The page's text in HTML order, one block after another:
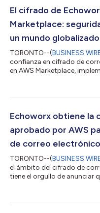
El cifrado de
Marketplace:
un mundo globalizado
TORONTO--(BUSINESS
confianza en cifrado de
en AWS Marketplace,
ahora es mucho más fácil,
siempre, la misión de
Echoworx obtiene
aprobado por AWS
de correo
TORONTO--(BUSINESS
el ámbito del cifrado de
tiene el orgullo de anunciar
Alemania, Canadá, Estados